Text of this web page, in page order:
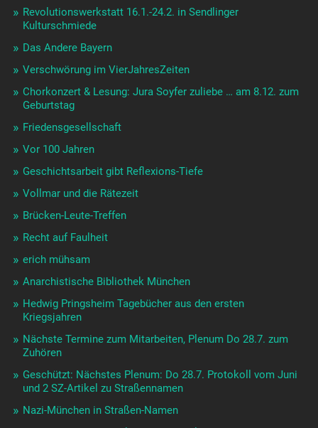
Revolutionswerkstatt 16.1.-24.2. in Sendlinger
Kulturschmiede
Das Andere Bayern
Verschwörung im VierJahresZeiten
Chorkonzert & Lesung: Jura Soyfer zuliebe … am 8.12. zum
Geburtstag
Friedensgesellschaft
Vor 100 Jahren
Geschichtsarbeit gibt Reflexions-Tiefe
Vollmar und die Rätezeit
Brücken-Leute-Treffen
Recht auf Faulheit
erich mühsam
Anarchistische Bibliothek München
Hedwig Pringsheim Tagebücher aus den ersten
Kriegsjahren
Nächste Termine zum Mitarbeiten, Plenum Do 28.7. zum
Zuhören
Geschützt: Nächstes Plenum: Do 28.7. Protokoll vom Juni
und 2 SZ-Artikel zu Straßennamen
Nazi-München in Straßen-Namen